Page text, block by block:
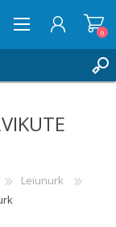
0
Leiunurk